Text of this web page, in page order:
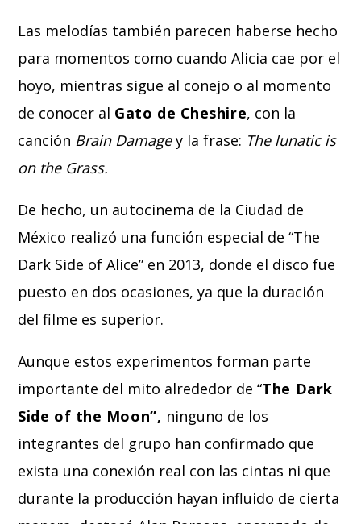
Las melodías también parecen haberse hecho
para momentos como cuando Alicia cae por el
hoyo, mientras sigue al conejo o al momento
de conocer al Gato de Cheshire, con la
canción Brain Damagey la frase: The lunatic is
on the Grass.
De hecho, un autocinema de la Ciudad de
México realizó una función especial de “The
Dark Side of Alice” en 2013, donde el disco fue
puesto en dos ocasiones, ya que la duración
del filme es superior.
Aunque estos experimentos forman parte
importante del mito alrededor de “The Dark
Side of the Moon”, ninguno de los
integrantes del grupo han confirmado que
exista una conexión real con las cintas ni que
durante la producción hayan influido de cierta